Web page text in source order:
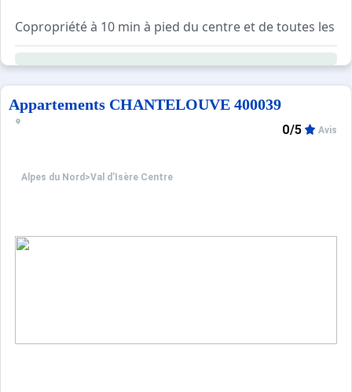
Copropriété à 10 min à pied du centre et de toutes les
Résidence avec ascenseur.
Casiers à ski et local poubelle au rez-de-chaussée du
Navette gratuite à quelques pas de la résidence en
Appartements CHANTELOUVE 400039
Alpes du Nord >Val d’Isère Centre
0/5 Avis